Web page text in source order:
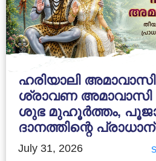
ഹരിയാലി അമാവാസി
ശ്രാവണ അമാവാസി
ശുഭ മുഹൂർത്തം,
ദാനത്തിന്റെ
July 31, 2026